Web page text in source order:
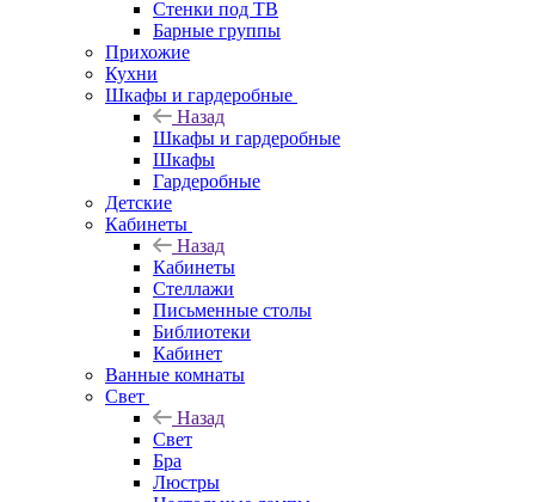
Стенки под ТВ
Барные группы
Прихожие
Кухни
Шкафы и гардеробные
Назад
Шкафы и гардеробные
Шкафы
Гардеробные
Детские
Кабинеты
Назад
Кабинеты
Стеллажи
Письменные столы
Библиотеки
Кабинет
Ванные комнаты
Свет
Назад
Свет
Бра
Люстры